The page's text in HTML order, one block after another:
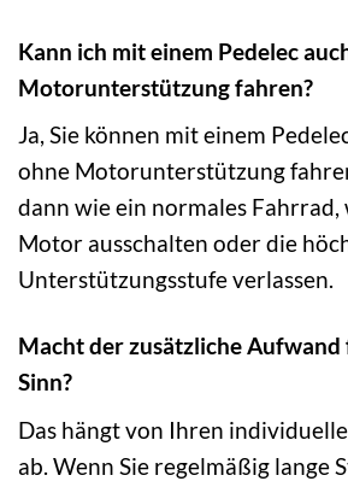
Kann ich mit einem Pedelec
Motorunterstützung fahren?
Ja, Sie können mit einem
ohne Motorunterstützung
dann wie ein normales Fahrrad,
Motor ausschalten oder die
Unterstützungsstufe verlassen.
Macht der zusätzliche Aufwand
Sinn?
Das hängt von Ihren
ab. Wenn Sie regelmäßig lange